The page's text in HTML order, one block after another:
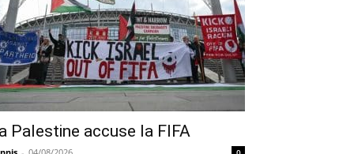
Palestine accuse la FIFA